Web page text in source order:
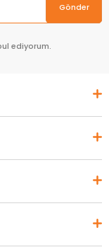
Gönder
ediyorum.